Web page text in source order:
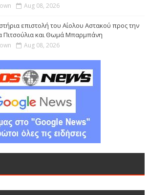
Aug 08, 2026
επιστολή του Αίολου Αστακού προς την
Πιτσούλια και Θωμά Μπαρμπάνη
Aug 08, 2026